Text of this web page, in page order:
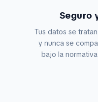
Seguro
Tus datos se
y nunca se
bajo la